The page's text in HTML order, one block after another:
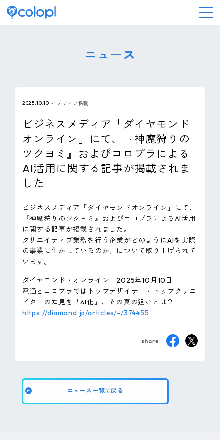
IR情報
採用情報
ピンマーク
EN
ニュース
2025.10.10 メディア掲載
ビジネスメディア「ダイヤモンド
オンライン」にて、『神魔狩りの
ツクヨミ』およびコロプラによる
AI活用に関する記事が掲載されま
した
ビジネスメディア「ダイヤモンドオンライン」にて、
『神魔狩りのツクヨミ』およびコロプラによるAI活用
に関する記事が掲載されました。
クリエイティブ業務を行う企業がどのようにAIを実際
の事業に生かしているのか、について取り上げられて
います。
ダイヤモンド・オンライン 2025年10月10日
電通とコロプラではトップデザイナー・トップクリエ
イターの知見を「AI化」、その真の狙いとは？
https://diamond.jp/articles/-/374455
ニュース一覧に戻る